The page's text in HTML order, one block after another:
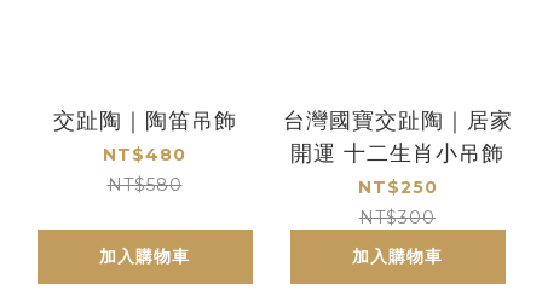
交趾陶｜陶笛吊飾
NT$480
NT$580
加入購物車
台灣國寶交趾陶｜居家
開運 十二生肖小吊飾
NT$250
NT$300
加入購物車